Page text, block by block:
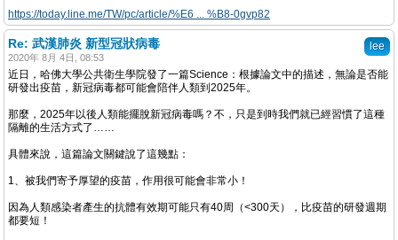
https://today.line.me/TW/pc/article/%E6 ... %B8-0gvp82
lee
Re: 武漢肺炎 新型冠狀病毒
2020年 8月 4日, 08:53
近日，哈佛大學公共衛生學院發了一篇Science：根據論文中的描述，無論是否能
研發出疫苗，新冠病毒都可能會陪伴人類到2025年。
那麼，2025年以後人類能擺脫新冠病毒嗎？不，只是到時我們就已經習慣了這種
隔離的生活方式了……
具體來說，這篇論文關鍵說了這幾點：
1、被我們寄予厚望的疫苗，作用很可能會非常小！
因為人類感染者產生的抗體有效期可能只有40周（<300天），比疫苗的研發週期
都要短！